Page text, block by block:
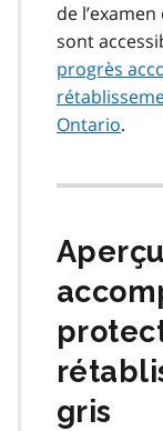
de
sont
progrès
Ontario.
gris